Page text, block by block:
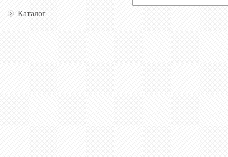
Каталог